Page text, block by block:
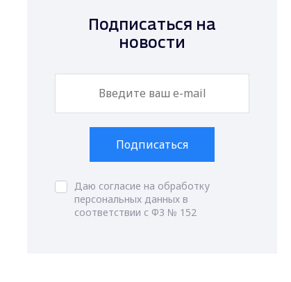
Подписаться на
новости
Подписаться
Даю согласие на обработку
персональных данных в
соответствии с ФЗ № 152